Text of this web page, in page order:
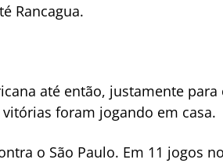
Rancagua.
até então, justamente
foram jogando em casa.
o São Paulo. Em 11 jogos